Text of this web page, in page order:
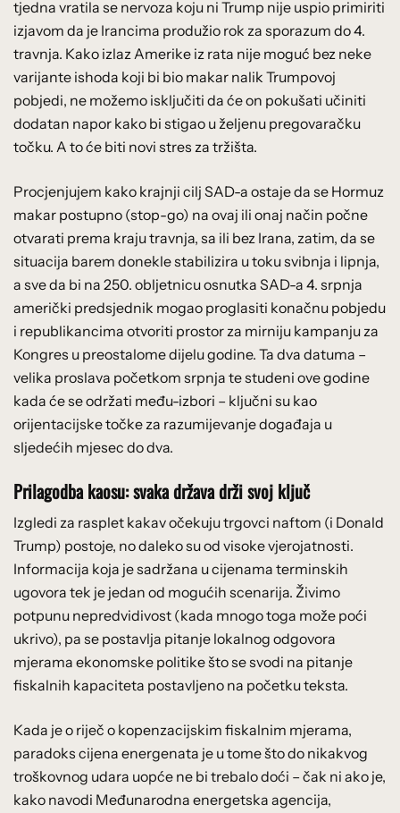
tjedna vratila se nervoza koju ni Trump nije uspio primiriti
izjavom da je Irancima produžio rok za sporazum do 4.
travnja. Kako izlaz Amerike iz rata nije moguć bez neke
varijante ishoda koji bi bio makar nalik Trumpovoj
pobjedi, ne možemo isključiti da će on pokušati učiniti
dodatan napor kako bi stigao u željenu pregovaračku
točku. A to će biti novi stres za tržišta.
Procjenjujem kako krajnji cilj SAD-a ostaje da se Hormuz
makar postupno (stop-go) na ovaj ili onaj način počne
otvarati prema kraju travnja, sa ili bez Irana, zatim, da se
situacija barem donekle stabilizira u toku svibnja i lipnja,
a sve da bi na 250. obljetnicu osnutka SAD-a 4. srpnja
američki predsjednik mogao proglasiti konačnu pobjedu
i republikancima otvoriti prostor za mirniju kampanju za
Kongres u preostalome dijelu godine. Ta dva datuma –
velika proslava početkom srpnja te studeni ove godine
kada će se održati među-izbori – ključni su kao
orijentacijske točke za razumijevanje događaja u
sljedećih mjesec do dva.
Prilagodba kaosu: svaka država drži svoj ključ
Izgledi za rasplet kakav očekuju trgovci naftom (i Donald
Trump) postoje, no daleko su od visoke vjerojatnosti.
Informacija koja je sadržana u cijenama terminskih
ugovora tek je jedan od mogućih scenarija. Živimo
potpunu nepredvidivost (kada mnogo toga može poći
ukrivo), pa se postavlja pitanje lokalnog odgovora
mjerama ekonomske politike što se svodi na pitanje
fiskalnih kapaciteta postavljeno na početku teksta.
Kada je o riječ o kopenzacijskim fiskalnim mjerama,
paradoks cijena energenata je u tome što do nikakvog
troškovnog udara uopće ne bi trebalo doći – čak ni ako je,
kako navodi Međunarodna energetska agencija,